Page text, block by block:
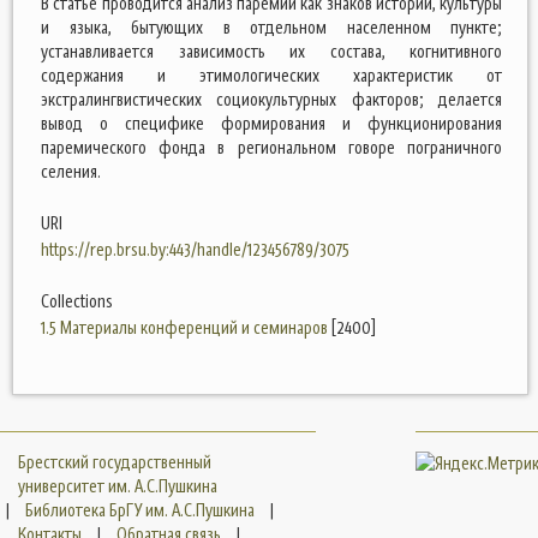
и языка, бытующих в отдельном населенном пункте;
устанавливается зависимость их состава, когнитивного
содержания и этимологических характеристик от
экстралингвистических социокультурных факторов; делается
вывод о специфике формирования и функционирования
паремического фонда в региональном говоре пограничного
селения.
URI
https://rep.brsu.by:443/handle/123456789/3075
Collections
1.5 Материалы конференций и семинаров [2400]
Брестский государственный
университет им. А.С.Пушкина
|
Библиотека БрГУ им. А.С.Пушкина
|